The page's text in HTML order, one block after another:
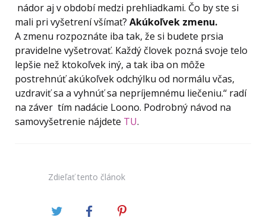
nádor aj v období medzi prehliadkami. Čo by ste si
mali pri vyšetrení všímať? Akúkoľvek zmenu.
A zmenu rozpoznáte iba tak, že si budete prsia
pravidelne vyšetrovať. Každý človek pozná svoje telo
lepšie než ktokoľvek iný, a tak iba on môže
postrehnúť akúkoľvek odchýlku od normálu včas,
uzdraviť sa a vyhnúť sa nepríjemnému liečeniu.‘‘ radí
na záver tím nadácie Loono. Podrobný návod na
samovyšetrenie nájdete TU.
Zdieľať tento článok